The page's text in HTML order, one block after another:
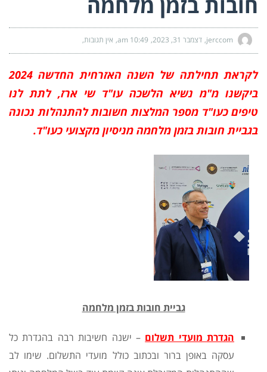
דצמבר 31, 2023 10:49 am אין תגובות
לקראת תחילתה של השנה האזרחית החדשה 2024
ביקשנו מ"מ נשיא הלשכה עו"ד שי ארז, לתת לנו
טיפים כעו"ד מספר המלצות חשובות להתנהלות נכונה
בגביית חובות בזמן מלחמה מניסיון מקצועי כעו"ד.
גביית חובות בזמן מלחמה
הגדרת מועדי תשלום – ישנה חשיבות רבה בהגדרת כל
עסקה באופן ברור ובכתוב כולל מועדי התשלום. שימו לב